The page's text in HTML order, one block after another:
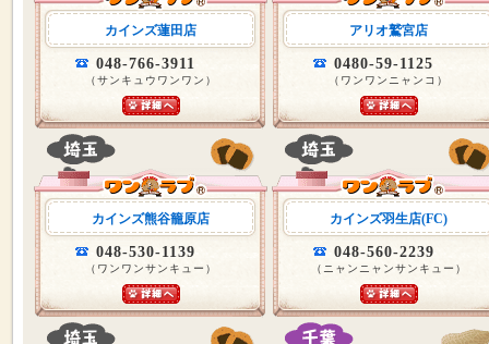
カインズ蓮田店
048-766-3911
（サンキュウワンワン）
アリオ鷲宮店
0480-59-1125
（ワンワンニャンコ）
カインズ熊谷籠原店
048-530-1139
（ワンワンサンキュー）
カインズ羽生店(FC)
048-560-2239
（ニャンニャンサンキュー）